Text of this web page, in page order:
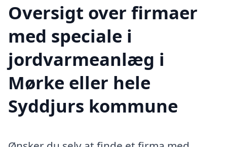
Oversigt over firmaer
med speciale i
jordvarmeanlæg i
Mørke eller hele
Syddjurs kommune